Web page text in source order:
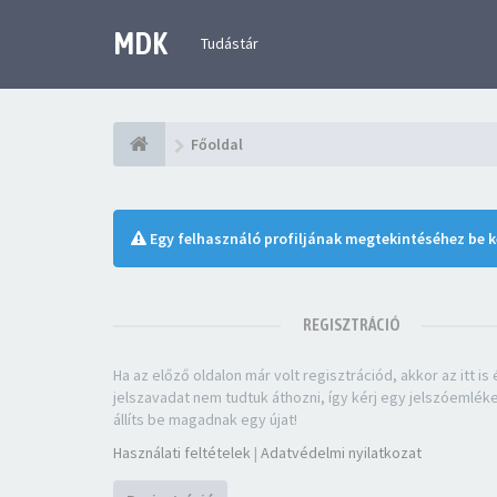
MDK Tudástár
Főoldal
Egy felhasználó profiljának megtekintéséhez be
REGISZTRÁCIÓ
Ha az előző oldalon már volt regisztrációd, akkor az itt is
jelszavadat nem tudtuk áthozni, így kérj egy
állíts be magadnak egy újat!
Használati feltételek | Adatvédelmi nyilatkozat